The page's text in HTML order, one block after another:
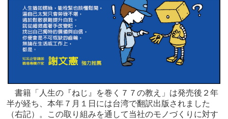
書籍「人生の『ねじ』を巻く７７の教え」は発売後２年
半が経ち、本年７月１日には台湾で翻訳出版されました
（右記）。この取り組みを通して当社のモノづくりに対す